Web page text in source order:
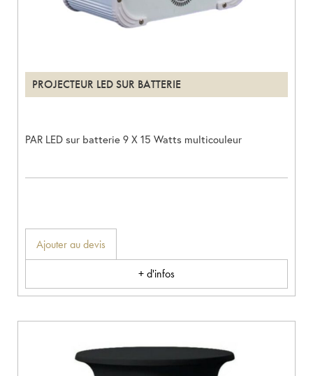
PROJECTEUR LED SUR BATTERIE
PAR LED sur batterie 9 X 15 Watts multicouleur
Ajouter au devis
+ d'infos